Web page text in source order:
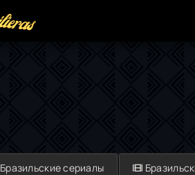
Бразильские сериалы